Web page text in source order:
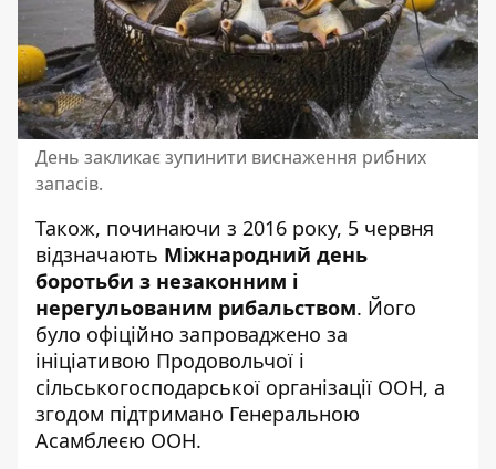
День закликає зупинити виснаження рибних
запасів.
Також, починаючи з 2016 року, 5 червня
відзначають Міжнародний день
боротьби з незаконним і
нерегульованим рибальством. Його
було офіційно запроваджено за
ініціативою Продовольчої і
сільськогосподарської організації ООН, а
згодом підтримано Генеральною
Асамблеєю ООН.